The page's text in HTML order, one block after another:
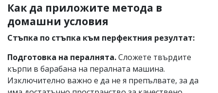
Как да приложите метода в
домашни условия
Стъпка по стъпка към перфектния резултат:
Подготовка на пералнята.Сложете твърдите
кърпи в барабана на пералната машина.
Изключително важно е да не я препълвате, за да